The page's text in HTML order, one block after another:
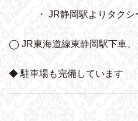
・ JR静岡駅よりタク
◯ JR東海道線東静岡駅下車、
◆ 駐車場も完備しています